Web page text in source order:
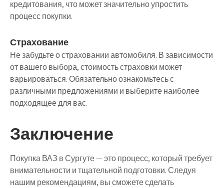
кредитования, что может значительно упростить
процесс покупки.
Страхование
Не забудьте о страховании автомобиля. В зависимости
от вашего выбора, стоимость страховки может
варьироваться. Обязательно ознакомьтесь с
различными предложениями и выберите наиболее
подходящее для вас.
Заключение
Покупка ВАЗ в Сургуте — это процесс, который требует
внимательности и тщательной подготовки. Следуя
нашим рекомендациям, вы сможете сделать